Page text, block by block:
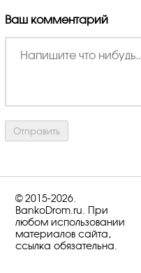
Ваш комментарий
© 2015-2026.
BankoDrom.ru. При
любом использовании
материалов сайта,
ссылка обязательна.